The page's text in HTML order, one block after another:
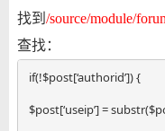
找到 /source/module/
查找：
if(!$post[‘authorid’]) {
$post[‘useip’] =